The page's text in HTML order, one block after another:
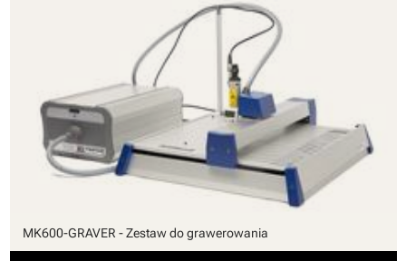
MK600-GRAVER - Zestaw do grawerowania